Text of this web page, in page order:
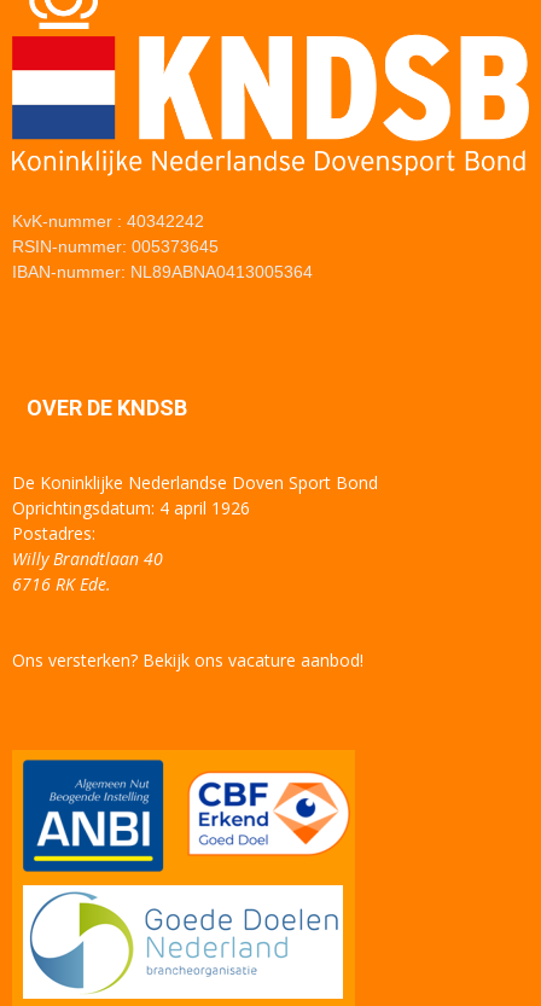
KvK-nummer : 40342242
RSIN-nummer: 005373645
IBAN-nummer: NL89ABNA0413005364
OVER DE KNDSB
De Koninklijke Nederlandse Doven Sport Bond
Oprichtingsdatum: 4 april 1926
Postadres:
Willy Brandtlaan 40
6716 RK Ede.
Ons versterken? Bekijk ons vacature aanbod!